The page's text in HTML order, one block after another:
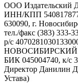
ООО
ИНН/КПП
630090, г.
тел./факс (383) 333-
р/с
НОВОСИБИРСКИЙ
БИК 045004740, к/с
Директор Данилин
Устава)